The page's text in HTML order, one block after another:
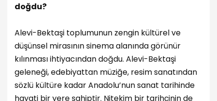
doğdu?
Alevi-Bektaşi toplumunun zengin kültürel ve
düşünsel mirasının sinema alanında görünür
kılınması ihtiyacından doğdu. Alevi-Bektaşi
geleneği, edebiyattan müziğe, resim sanatından
sözlü kültüre kadar Anadolu’nun sanat tarihinde
hayati bir yere sahiptir. Nitekim bir tarihçinin de